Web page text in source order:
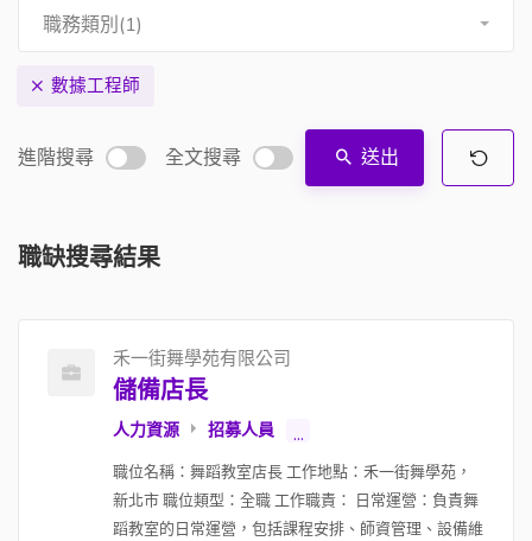
職務類別(1)
數據工程師
進階搜尋 全文搜尋 送出
職缺搜尋結果
禾一街舞學苑有限公司
儲備店長
人力資源 招募人員 ...
職位名稱：舞蹈教室店長 工作地點：禾一街舞學苑，
新北市 職位類型：全職 工作職責： 日常運營：負責舞
蹈教室的日常運營，包括課程安排、師資管理、設備維